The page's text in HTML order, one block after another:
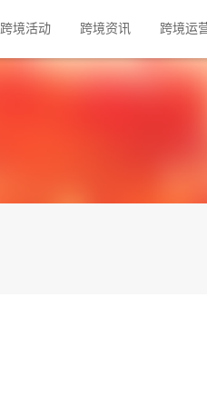
跨境活动 跨境资讯 跨境运